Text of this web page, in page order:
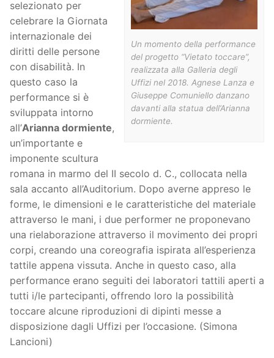
Un momento della performance
del progetto “Vietato toccare”,
realizzata alla Galleria degli
Uffizi nel 2018. Agnese Lanza e
Giuseppe Comuniello danzano
davanti alla statua dell’Arianna
dormiente.
selezionato per
celebrare la Giornata
internazionale dei
diritti delle persone
con disabilità. In
questo caso la
performance si è
sviluppata intorno
all’Arianna dormiente,
un’importante e
imponente scultura
romana in marmo del II secolo d. C., collocata nella
sala accanto all’Auditorium. Dopo averne appreso le
forme, le dimensioni e le caratteristiche del materiale
attraverso le mani, i due performer ne proponevano
una rielaborazione attraverso il movimento dei propri
corpi, creando una coreografia ispirata all’esperienza
tattile appena vissuta. Anche in questo caso, alla
performance erano seguiti dei laboratori tattili aperti a
tutti i/le partecipanti, offrendo loro la possibilità
toccare alcune riproduzioni di dipinti messe a
disposizione dagli Uffizi per l’occasione. (Simona
Lancioni)